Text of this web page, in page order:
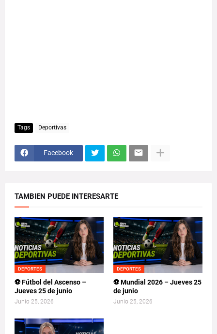
Tags Deportivas
Facebook
TAMBIEN PUEDE INTERESARTE
DEPORTES
⚽ Fútbol del Ascenso –
Jueves 25 de junio
Junio 25, 2026
DEPORTES
⚽ Mundial 2026 – Jueves 25
de junio
Junio 25, 2026